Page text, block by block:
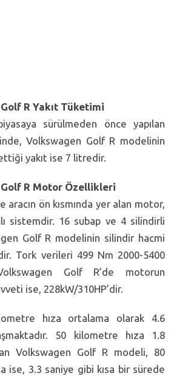
R Yakıt Tüketimi
sürülmeden önce yapılan
Volkswagen Golf R modelinin
yakıt ise 7 litredir.
R Motor Özellikleri
aracın ön kısmında yer alan motor,
sistemdir. 16 subap ve 4 silindirli
Golf R modelinin silindir hacmi
Tork verileri 499 Nm 2000-5400
Golf R’de motorun
ise, 228kW/310HP’dir.
hıza ortalama olarak 4.6
50 kilometre hıza 1.8
Volkswagen Golf R modeli, 80
ise, 3.3 saniye gibi kısa bir sürede